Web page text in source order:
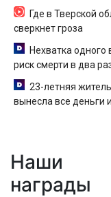
Где в Тверской
сверкнет гроза
Нехватка
риск смерти в два
23-летняя
вынесла все деньги
Наши
награды